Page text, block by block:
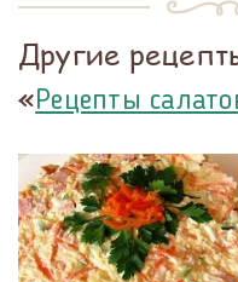
Другие
«Рецепты